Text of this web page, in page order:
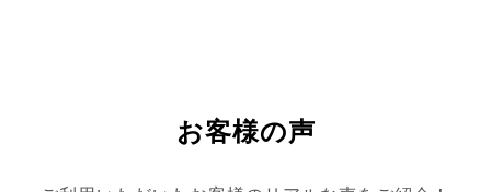
お客様の声